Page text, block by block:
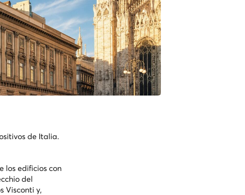
de Italia.
los edificios con
del
Visconti y,